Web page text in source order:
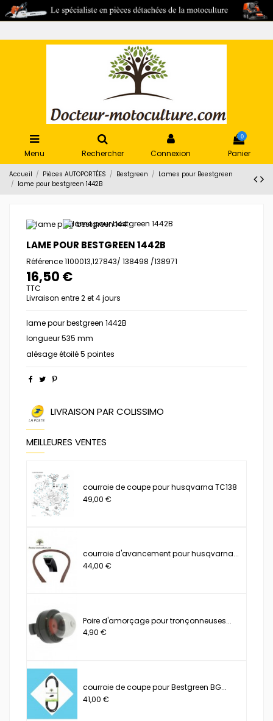
Menu Rechercher Connexion
0
Panier
Accueil Pièces AUTOPORTÉES Bestgreen
Lames pour Beestgreen
lame pour bestgreen 1442B
LAME POUR BESTGREEN 1442B
Référence1100013,127843/ 138498 /138971
16,50 €
TTC
Livraison entre 2 et 4 jours
lame pour bestgreen 1442B
longueur 535 mm
alésage étoilé 5 pointes
LIVRAISON PAR COLISSIMO
MEILLEURES VENTES
courroie de coupe pour husqvarna TC138
49,00 €
courroie d'avancement pour husqvarna...
44,00 €
Poire d'amorçage pour tronçonneuses...
4,90 €
courroie de coupe pour Bestgreen BG...
41,00 €